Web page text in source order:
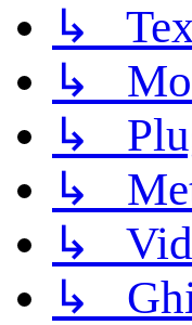
↳
↳
↳
↳
↳
↳